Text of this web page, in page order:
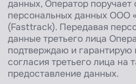
данных, Оператор поручает
персональных данных ООО
(Fasttrack). Передавая
данные третьего лица
подтверждаю и гарантирую
согласия третьего лица на
предоставление данных.